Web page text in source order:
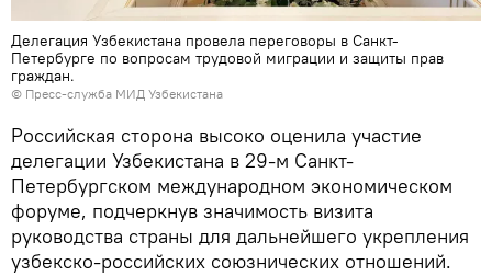
Делегация Узбекистана провела переговоры в Санкт-
Петербурге по вопросам трудовой миграции и защиты прав
граждан.
© Пресс-служба МИД Узбекистана
Российская сторона высоко оценила участие
делегации Узбекистана в 29-м Санкт-
Петербургском международном экономическом
форуме, подчеркнув значимость визита
руководства страны для дальнейшего укрепления
узбекско-российских союзнических отношений.